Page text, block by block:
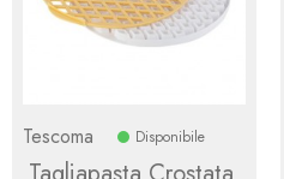
Tescoma Disponibile